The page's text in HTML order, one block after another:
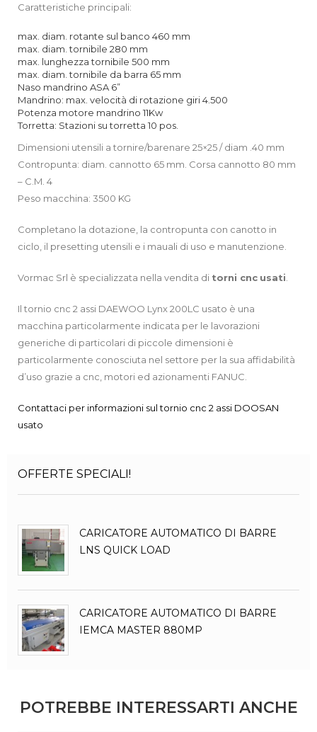
Caratteristiche principali:
max. diam. rotante sul banco 460 mm
max. diam. tornibile 280 mm
max. lunghezza tornibile 500 mm
max. diam. tornibile da barra 65 mm
Naso mandrino ASA 6”
Mandrino: max. velocità di rotazione giri 4.500
Potenza motore mandrino 11Kw
Torretta: Stazioni su torretta 10 pos.
Dimensioni utensili a tornire/barenare 25×25 / diam .40 mm
Contropunta: diam. cannotto 65 mm. Corsa cannotto 80 mm
– C.M. 4
Peso macchina: 3500 KG
Completano la dotazione, la contropunta con canotto in
ciclo, il presetting utensili e i mauali di uso e manutenzione.
Vormac Srl è specializzata nella vendita di torni cnc usati
Il tornio cnc 2 assi DAEWOO Lynx 200LC usato è una
macchina particolarmente indicata per le lavorazioni
generiche di particolari di piccole dimensioni è
particolarmente conosciuta nel settore per la sua affidabilità
d’uso grazie a cnc, motori ed azionamenti FANUC.
Contattaci per informazioni sul tornio cnc 2 assi DOOSAN
usato
OFFERTE SPECIALI!
CARICATORE AUTOMATICO DI BARRE
LNS QUICK LOAD
CARICATORE AUTOMATICO DI BARRE
IEMCA MASTER 880MP
POTREBBE INTERESSARTI ANCHE